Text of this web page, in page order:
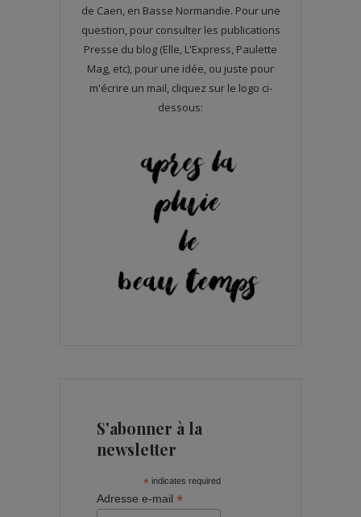
de Caen, en Basse Normandie. Pour une
question, pour consulter les publications
Presse du blog (Elle, L'Express, Paulette
Mag, etc), pour une idée, ou juste pour
m'écrire un mail, cliquez sur le logo ci-
dessous:
S'abonner à la
newsletter
* indicates required
Adresse e-mail *